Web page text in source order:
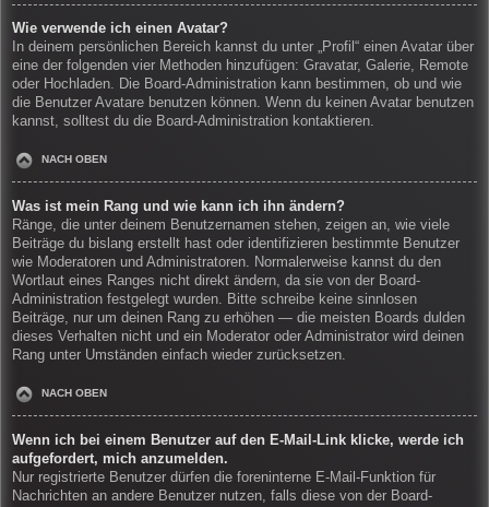
Wie verwende ich einen Avatar?
In deinem persönlichen Bereich kannst du unter „Profil“ einen Avatar über
eine der folgenden vier Methoden hinzufügen: Gravatar, Galerie, Remote
oder Hochladen. Die Board-Administration kann bestimmen, ob und wie
die Benutzer Avatare benutzen können. Wenn du keinen Avatar benutzen
kannst, solltest du die Board-Administration kontaktieren.
NACH OBEN
Was ist mein Rang und wie kann ich ihn ändern?
Ränge, die unter deinem Benutzernamen stehen, zeigen an, wie viele
Beiträge du bislang erstellt hast oder identifizieren bestimmte Benutzer
wie Moderatoren und Administratoren. Normalerweise kannst du den
Wortlaut eines Ranges nicht direkt ändern, da sie von der Board-
Administration festgelegt wurden. Bitte schreibe keine sinnlosen
Beiträge, nur um deinen Rang zu erhöhen — die meisten Boards dulden
dieses Verhalten nicht und ein Moderator oder Administrator wird deinen
Rang unter Umständen einfach wieder zurücksetzen.
NACH OBEN
Wenn ich bei einem Benutzer auf den E-Mail-Link klicke, werde ich
aufgefordert, mich anzumelden.
Nur registrierte Benutzer dürfen die foreninterne E-Mail-Funktion für
Nachrichten an andere Benutzer nutzen, falls diese von der Board-